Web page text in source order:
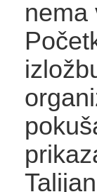
nema